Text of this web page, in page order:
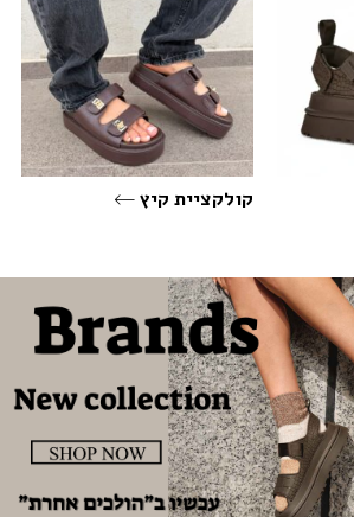
קולקציית קיץ